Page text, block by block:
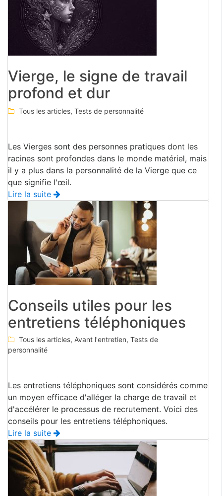
Vierge, le signe de travail
profond et dur
Tous les articles, Tests de personnalité
Les Vierges sont des personnes pratiques dont les
racines sont profondes dans le monde matériel, mais
il y a plus dans la personnalité de la Vierge que ce
que signifie l'œil.
Lire la suite
Conseils utiles pour les
entretiens téléphoniques
Tous les articles, Avant l'entretien, Tests de
personnalité
Les entretiens téléphoniques sont considérés comme
un moyen efficace d'alléger la charge de travail et
d'accélérer le processus de recrutement. Voici des
conseils pour les entretiens téléphoniques.
Lire la suite